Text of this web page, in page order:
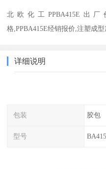
北欧化工PPBA415E出厂
格,PPBA415E经销报价,注塑成
详细说明
包装 胶包
型号